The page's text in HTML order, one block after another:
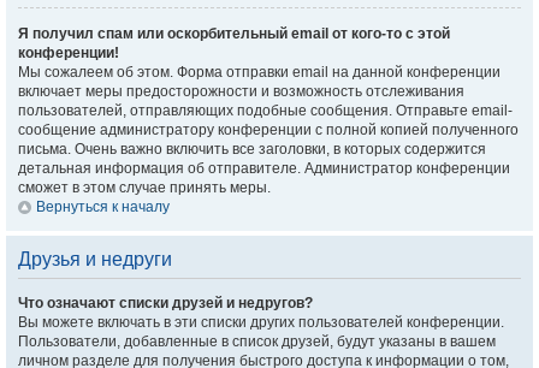
Я получил спам или оскорбительный email от кого-то с этой
конференции!
Мы сожалеем об этом. Форма отправки email на данной конференции
включает меры предосторожности и возможность отслеживания
пользователей, отправляющих подобные сообщения. Отправьте email-
сообщение администратору конференции с полной копией полученного
письма. Очень важно включить все заголовки, в которых содержится
детальная информация об отправителе. Администратор конференции
сможет в этом случае принять меры.
Вернуться к началу
Друзья и недруги
Что означают списки друзей и недругов?
Вы можете включать в эти списки других пользователей конференции.
Пользователи, добавленные в список друзей, будут указаны в вашем
личном разделе для получения быстрого доступа к информации о том,